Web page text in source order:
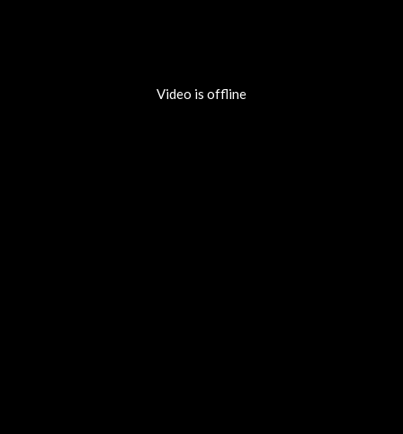
Video is offline